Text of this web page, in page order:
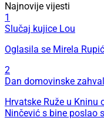
Najnovije vijesti
1
Slučaj kujice Lou
Oglasila se Mirela
2
Dan domovinske
Hrvatske Ruže u Kninu
Ninčević s bine poslao